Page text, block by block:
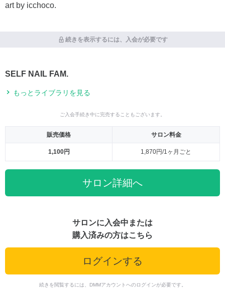
art by icchoco.
続きを表示するには、入会が必要です
SELF NAIL FAM.
もっとライブラリを見る
ご入会手続き中に完売することもございます。
販売価格 サロン料金
1,100円 1,870円/1ヶ月ごと
サロン詳細へ
サロンに入会中または
購入済みの方はこちら
ログインする
続きを閲覧するには、DMMアカウントへのログインが必要です。